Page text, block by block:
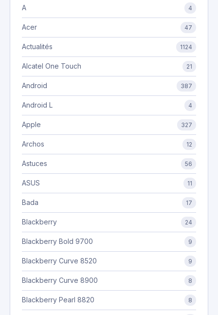
A 4
Acer 47
Actualités 1124
Alcatel One Touch 21
Android 387
Android L 4
Apple 327
Archos 12
Astuces 56
ASUS 11
Bada 17
Blackberry 24
Blackberry Bold 9700 9
Blackberry Curve 8520 9
Blackberry Curve 8900 8
Blackberry Pearl 8820 8